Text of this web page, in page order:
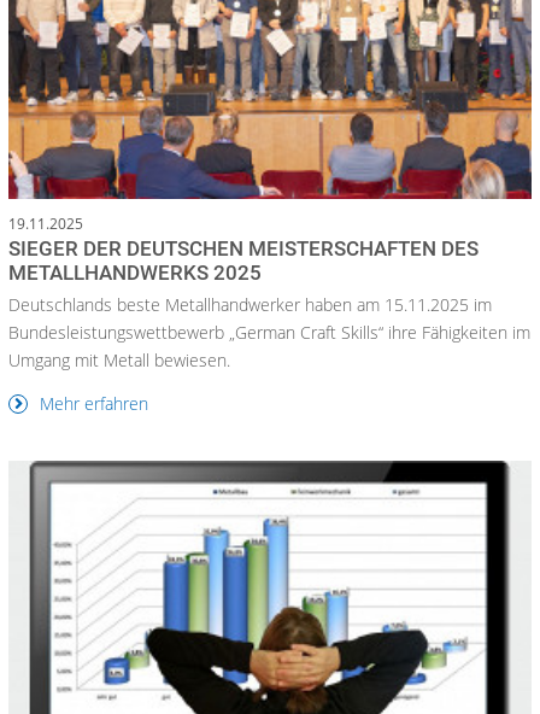
19.11.2025
SIEGER DER DEUTSCHEN MEISTERSCHAFTEN DES
METALLHANDWERKS 2025
Deutschlands beste Metallhandwerker haben am 15.11.2025 im
Bundesleistungswettbewerb „German Craft Skills“ ihre Fähigkeiten im
Umgang mit Metall bewiesen.
Mehr erfahren